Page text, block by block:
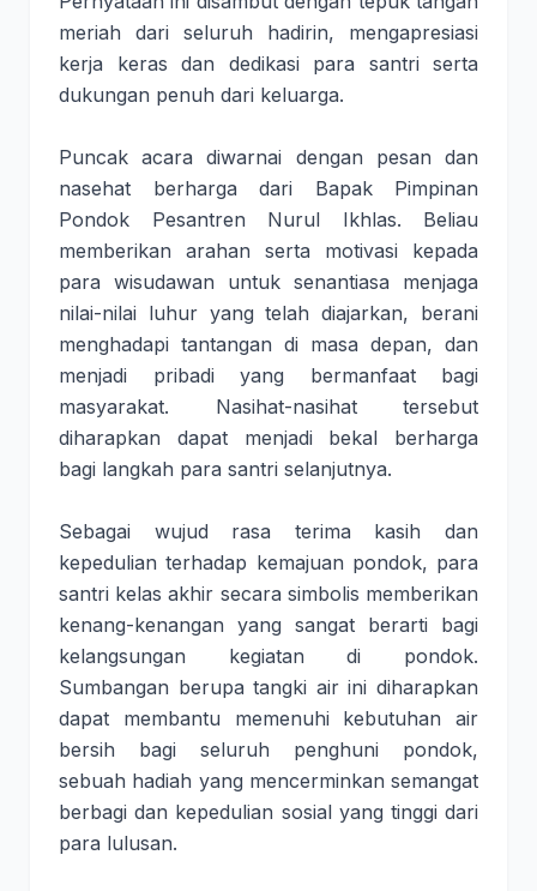
meriah dari seluruh hadirin, mengapresiasi
kerja keras dan dedikasi para santri serta
dukungan penuh dari keluarga.
Puncak acara diwarnai dengan pesan dan
nasehat berharga dari Bapak Pimpinan
Pondok Pesantren Nurul Ikhlas. Beliau
memberikan arahan serta motivasi kepada
para wisudawan untuk senantiasa menjaga
nilai-nilai luhur yang telah diajarkan, berani
menghadapi tantangan di masa depan, dan
menjadi pribadi yang bermanfaat bagi
masyarakat. Nasihat-nasihat tersebut
diharapkan dapat menjadi bekal berharga
bagi langkah para santri selanjutnya.
Sebagai wujud rasa terima kasih dan
kepedulian terhadap kemajuan pondok, para
santri kelas akhir secara simbolis memberikan
kenang-kenangan yang sangat berarti bagi
kelangsungan kegiatan di pondok.
Sumbangan berupa tangki air ini diharapkan
dapat membantu memenuhi kebutuhan air
bersih bagi seluruh penghuni pondok,
sebuah hadiah yang mencerminkan semangat
berbagi dan kepedulian sosial yang tinggi dari
para lulusan.